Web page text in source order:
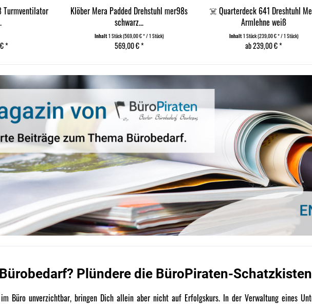
Turmventilator
*
Klöber Mera Padded Drehstuhl mer98s
schwarz...
Inhalt 1 Stück(569,00 € * / 1 Stück)
569,00 € *
☠️ Quarterdeck 641 Dreshtuhl
Armlehne weiß
Inhalt 1 Stück(239,00 € * / 1 Stück)
ab 239,00 € *
Plündere die BüroPiraten-
Büro unverzichtbar, bringen Dich allein aber nicht auf Erfolgskurs. In der Verwaltung eines